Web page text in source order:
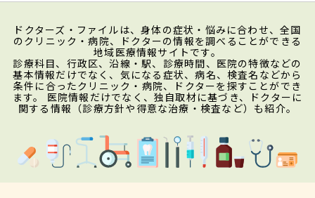
ドクターズ・ファイルは、身体の症状・悩みに合わせ、全国
のクリニック・病院、ドクターの情報を調べることができる
地域医療情報サイトです。
診療科目、行政区、沿線・駅、診療時間、医院の特徴などの
基本情報だけでなく、気になる症状、病名、検査名などから
条件に合ったクリニック・病院、ドクターを探すことができ
ます。 医院情報だけでなく、独自取材に基づき、ドクターに
関する情報（診療方針や得意な治療・検査など）も紹介。